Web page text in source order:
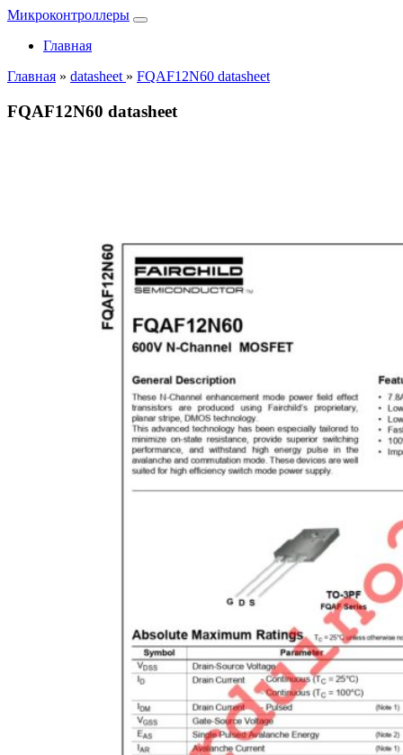
Микроконтроллеры
Главная
Главная » datasheet » FQAF12N60 datasheet
FQAF12N60 datasheet